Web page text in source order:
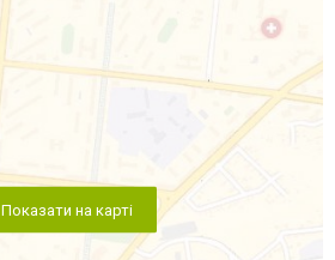
Показати на карті